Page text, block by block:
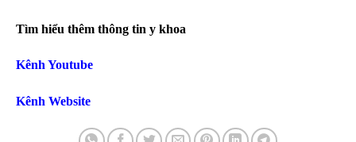
Tìm hiểu thêm thông tin y khoa
Kênh Youtube
Kênh Website